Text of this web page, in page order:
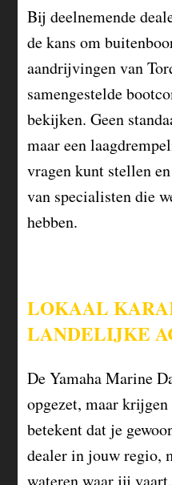
Bij deelnemende
de kans om
aandrijvingen van
samengestelde
bekijken. Geen
maar een
vragen kunt stellen
van specialisten die
hebben.
LOKAAL
LANDELIJKE
De Yamaha Marine
opgezet, maar
betekent dat je
dealer in jouw regio,
wateren waar jij vaart.